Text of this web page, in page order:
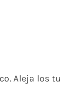
Aleja los